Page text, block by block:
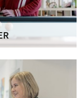
Psychologen etc.)